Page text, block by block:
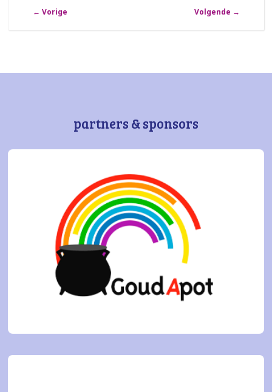
← Vorige Volgende →
partners & sponsors